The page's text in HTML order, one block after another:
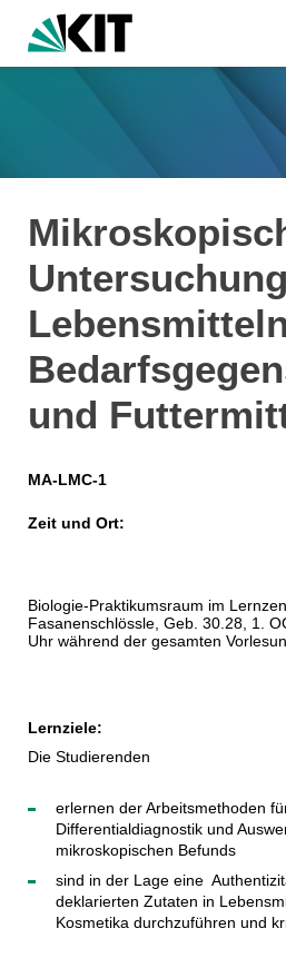
und
MA-LMC-1
Zeit und Ort:
Biologie-Praktikumsraum im
Fasanenschlössle, Geb. 30.28, 1.
Uhr während der gesamten
Lernziele:
Die Studierenden
erlernen der Arbeitsmethoden
Differentialdiagnostik und
mikroskopischen Befunds
sind in der Lage eine
deklarierten Zutaten in
Kosmetika durchzuführen und